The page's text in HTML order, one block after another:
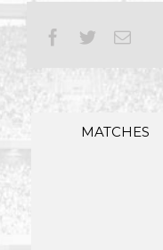
Facebook
TwitterEmail
MATCHES